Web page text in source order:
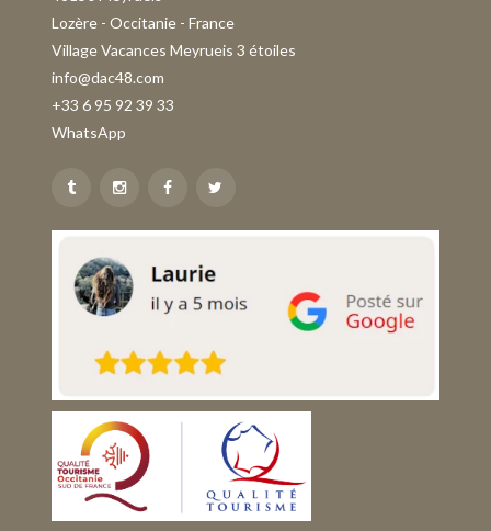
Lozère - Occitanie - France
Village Vacances Meyrueis 3 étoiles
info@dac48.com
+33 6 95 92 39 33
WhatsApp